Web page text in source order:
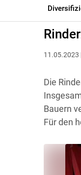
LK Salzburg
11.05.2023
Die
Bauern
Für den